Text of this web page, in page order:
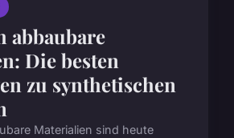
abbaubare
Die besten
zu synthetischen
Materialien sind heute